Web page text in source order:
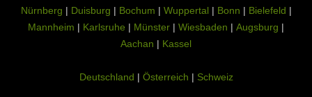
Nürnberg | Duisburg | Bochum | Wuppertal | Bonn | Bielefeld |
Mannheim | Karlsruhe | Münster | Wiesbaden | Augsburg |
Aachan | Kassel
Deutschland | Österreich | Schweiz